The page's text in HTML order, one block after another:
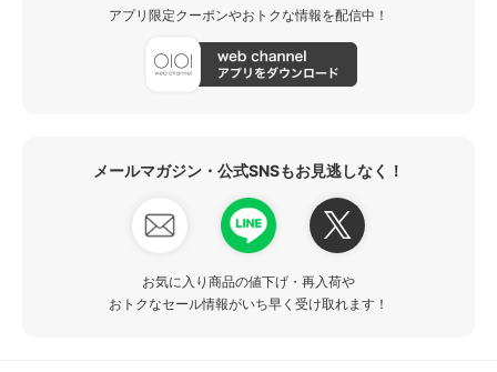
アプリ限定クーポンやおトクな情報を配信中！
メールマガジン・公式SNSもお見逃しなく！
お気に入り商品の値下げ・再入荷や
おトクなセール情報がいち早く受け取れます！